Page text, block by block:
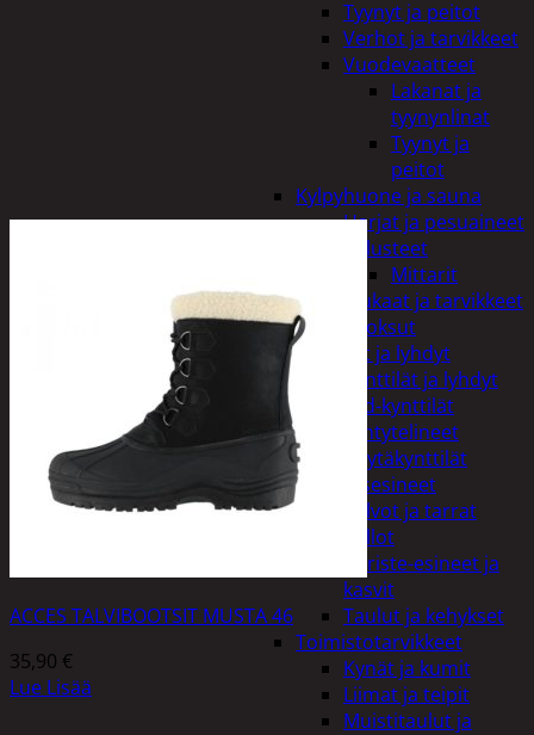
Tyynyt ja peitot
Verhot ja tarvikkeet
Vuodevaatteet
Lakanat ja
tyynynlinat
Tyynyt ja
peitot
Kylpyhuone ja sauna
Harjat ja pesuaineet
Kalusteet
Mittarit
Kiukaat ja tarvikkeet
Tuoksut
Kynttilät ja lyhdyt
Kynttilät ja lyhdyt
Led-kynttilät
Lyhtytelineet
Pöytäkynttilät
Sisustusesineet
Kalvot ja tarrat
Kellot
Koriste-esineet ja
kasvit
Taulut ja kehykset
Toimistotarvikkeet
Kynät ja kumit
Liimat ja teipit
Muistitaulut ja
ACCES TALVIBOOTSIT MUSTA 46
35,90 €
Lue Lisää